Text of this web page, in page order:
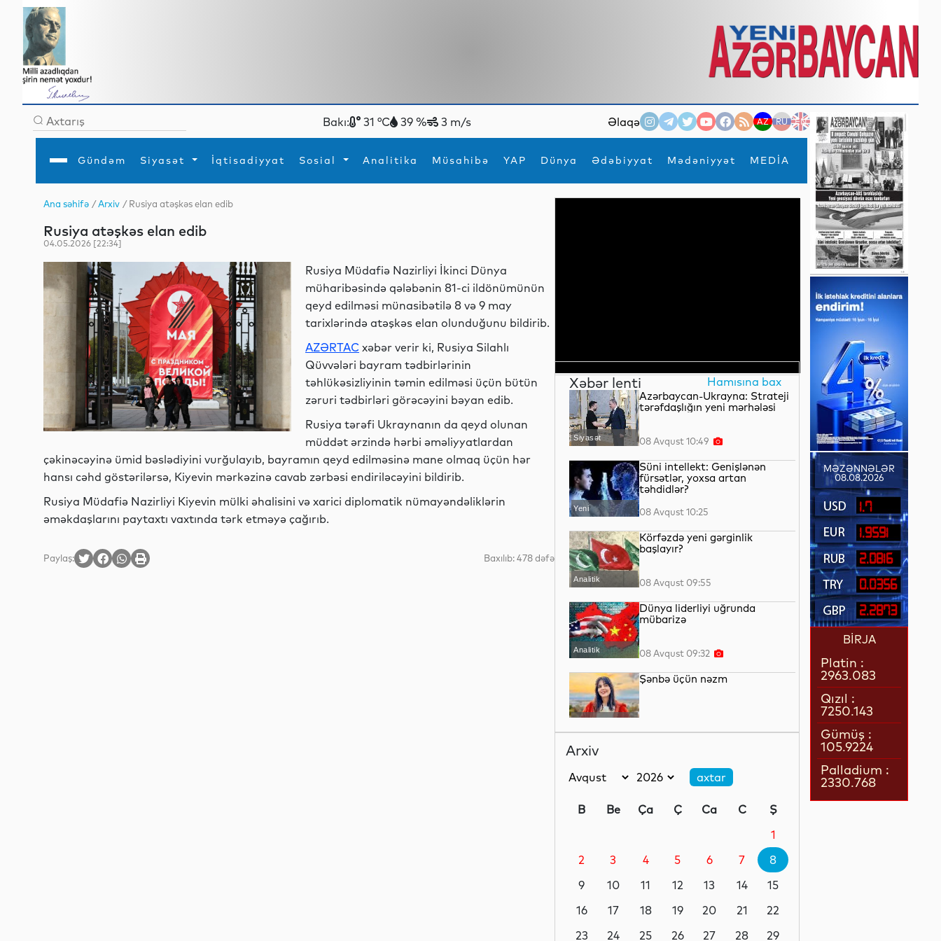
Bakı: 31 °C 39 % 3 m/s Əlaqə AZ RU EN
Gündəm Siyasət İqtisadiyyat Sosial Analitika Müsahibə YAP Dünya Ədəbiyyat Mədəniyyət MEDİA
×
Gündəm
İqtisadiyyat
Analitika
Mədəniyyət
Müsahibə
MEDİA
Xarici siyasət
Hadisə
Diaspor
Ana səhifə /Arxiv / Rusiya atəşkəs elan edib
Rusiya atəşkəs elan edib
04.05.2026 [22:34]
Rusiya Müdafiə Nazirliyi İkinci Dünya
müharibəsində qələbənin 81-ci ildönümünün
qeyd edilməsi münasibətilə 8 və 9 may
tarixlərində atəşkəs elan olunduğunu bildirib.
AZƏRTAC xəbər verir ki, Rusiya Silahlı
Qüvvələri bayram tədbirlərinin
təhlükəsizliyinin təmin edilməsi üçün bütün
zəruri tədbirləri görəcəyini bəyan edib.
Rusiya tərəfi Ukraynanın da qeyd olunan
müddət ərzində hərbi əməliyyatlardan
çəkinəcəyinə ümid bəslədiyini vurğulayıb, bayramın qeyd edilməsinə mane olmaq üçün hər
hansı cəhd göstərilərsə, Kiyevin mərkəzinə cavab zərbəsi endiriləcəyini bildirib.
Rusiya Müdafiə Nazirliyi Kiyevin mülki əhalisini və xarici diplomatik nümayəndəliklərin
əməkdaşlarını paytaxtı vaxtında tərk etməyə çağırıb.
Paylaş: Baxılıb: 478 dəfə
Xəbər lenti Hamısına bax
Siyasət
Azərbaycan-Ukrayna: Strateji
tərəfdaşlığın yeni mərhələsi
08 Avqust 10:49
Yeni
Süni intellekt: Genişlənən
fürsətlər, yoxsa artan
təhdidlər?
08 Avqust 10:25
Analitik
Körfəzdə yeni gərginlik
başlayır?
08 Avqust 09:55
Analitik
Dünya liderliyi uğrunda
mübarizə
08 Avqust 09:32
Ədəbiyyat
Şənbə üçün nəzm
Sosial 08 Avqust 08:34
Dünya
Avropada istidən 25 mindən
07 Avqust 23:21
Arxiv
B Be Ça Ç Ca C
Ş
1
2
3 4 5 6 7
8
9
10 11 12 13 14
15
16
17 18 19 20 21
22
23
24 25 26 27 28
29
MƏZƏNNƏLƏR
08.08.2026
1.7
1.9591
2.0816
0.0356
2.2873
BİRJA
Platin :
2963.083
Qızıl :
7250.143
Gümüş :
105.9224
Palladium :
2330.768